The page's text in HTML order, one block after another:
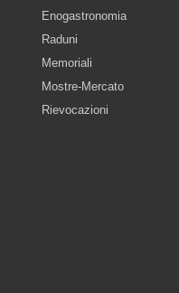
Enogastronomia
Raduni
Memoriali
Mostre-Mercato
Rievocazioni